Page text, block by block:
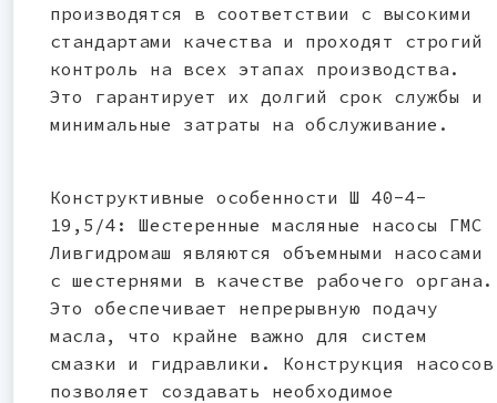
производятся в соответствии с высокими
стандартами качества и проходят строгий
контроль на всех этапах производства.
Это гарантирует их долгий срок службы и
минимальные затраты на обслуживание.
Конструктивные особенности Ш 40-4-
19,5/4: Шестеренные масляные насосы ГМС
Ливгидромаш являются объемными насосами
с шестернями в качестве рабочего органа.
Это обеспечивает непрерывную подачу
масла, что крайне важно для систем
смазки и гидравлики. Конструкция насосов
позволяет создавать необходимое